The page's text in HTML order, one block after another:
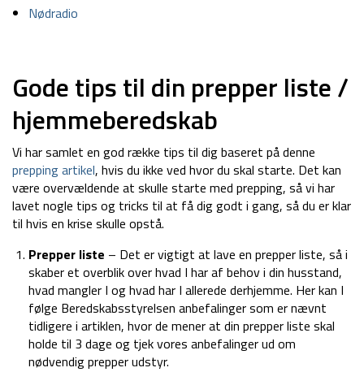
Nødradio
Gode tips til din prepper liste /
hjemmeberedskab
Vi har samlet en god række tips til dig baseret på denne
prepping artikel, hvis du ikke ved hvor du skal starte. Det kan
være overvældende at skulle starte med prepping, så vi har
lavet nogle tips og tricks til at få dig godt i gang, så du er klar
til hvis en krise skulle opstå.
Prepper liste – Det er vigtigt at lave en prepper liste, så i
skaber et overblik over hvad I har af behov i din husstand,
hvad mangler I og hvad har I allerede derhjemme. Her kan I
følge Beredskabsstyrelsen anbefalinger som er nævnt
tidligere i artiklen, hvor de mener at din prepper liste skal
holde til 3 dage og tjek vores anbefalinger ud om
nødvendig prepper udstyr.